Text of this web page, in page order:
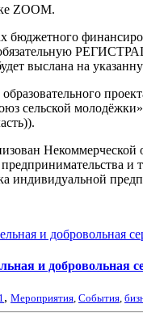
ZOOM.
бюджетного
выслана на
сельской молодёжки»,
и
индивидуальной
и добровольная
, Мероприятия, События,